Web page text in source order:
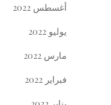
أغسطس 2022
يوليو 2022
مارس 2022
فبراير 2022